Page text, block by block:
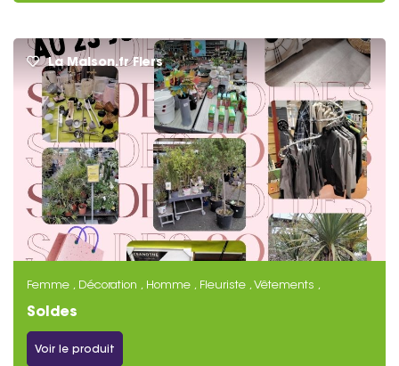
La Maison.fr Flers
Femme , Décoration , Homme , Fleuriste , Vêtements ,
Bricolage , Chaussures
Soldes
Voir le produit